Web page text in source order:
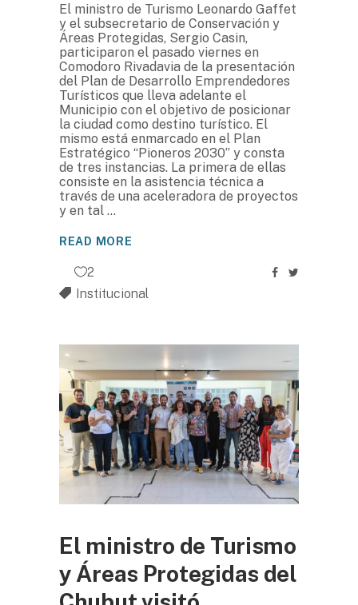
El ministro de Turismo Leonardo Gaffet
y el subsecretario de Conservación y
Áreas Protegidas, Sergio Casin,
participaron el pasado viernes en
Comodoro Rivadavia de la presentación
del Plan de Desarrollo Emprendedores
Turísticos que lleva adelante el
Municipio con el objetivo de posicionar
la ciudad como destino turístico. El
mismo está enmarcado en el Plan
Estratégico “Pioneros 2030” y consta
de tres instancias. La primera de ellas
consiste en la asistencia técnica a
través de una aceleradora de proyectos
y en tal
READ MORE
2
Institucional
El ministro de Turismo
y Áreas Protegidas del